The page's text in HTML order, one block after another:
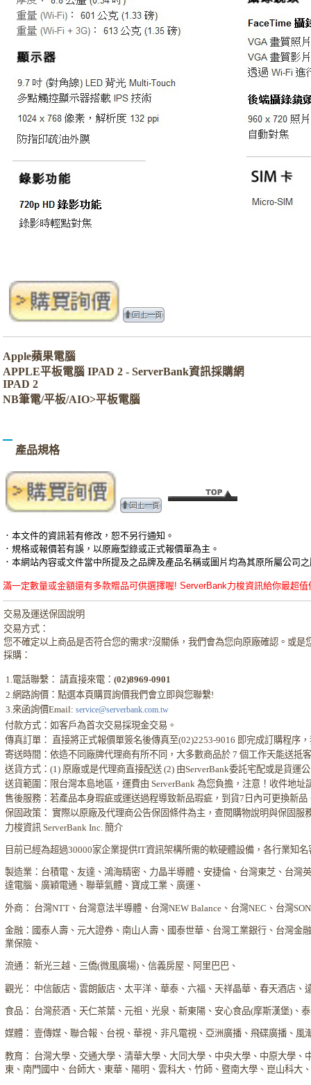
Apple蘋果電腦
APPLE平板電腦 IPAD 2 - ServerBank資訊採購網
IPAD 2
NB筆電/平板/AIO>平板電腦
產品規格
．本文件的資訊若有修改，恕不另行通知。
．規格或報價若有誤，以原廠型錄或正式報價單為主。
．本網站內容或文件當中所提及之品牌及產品名稱或圖片均為其原所屬公司
滿一定數量或金額還有多款贈品可供選擇喔! ServerBank力梭資訊給你最超
交易及運送保固說明
交易方式：
您不確定以上商品是否符合您的需求?沒關係，我們會為您向原廠確認。或
採購：
1.電話聯繫： 請直接來電：(02)8969-0901
2.網路詢價：點選本頁購買詢價我們會立即與您聯繫!
3.來函詢價Email: service@serverbank.com.tw
付款方式：如客戶為首次交易採現金交易。
傳真訂單： 直接將正式報價單簽名後傳真至(02)2253-9016 即完成訂購程序
寄送時間：依造不同廠牌代理商有所不同，大多數商品於 7 個工作天能送抵
送貨方式：(1) 原廠或是代理商直接配送 (2) 由ServerBank委託宅配或是貨運
送貨範圍：限台灣本島地區，運費由 ServerBank 為您負擔，注意！收件地址
售後服務：若產品本身瑕疵或運送過程導致新品瑕疵，到貨7日內可更換新品
保固政策： 實際以原廠及代理商公告保固條件為主，查閱購物說明與保固服
力梭資訊 ServerBank Inc. 簡介
目前已經為超過30000家企業提供IT資訊架構所需的軟硬體設備，各行業知名
製造業：台積電、友達、鴻海精密、力晶半導體、安捷倫、台灣東芝、台
達電腦、廣穎電通、聯華氣體、寶成工業、廣運、
外商： 台灣NTT、台灣意法半導體、台灣NEW Balance、台灣NEC、台灣
金融：國泰人壽、元大證券、南山人壽、國泰世華、台灣工業銀行、台灣
業保險、
流通： 新光三越、三僑(微風廣場)、信義房屋、阿里巴巴、
觀光： 中信飯店、雲朗飯店、太平洋、華泰、六福、天祥晶華、春天酒店、
食品： 台灣菸酒、天仁茶葉、元祖、光泉、新東陽、安心食品(摩斯漢堡)、
媒體： 壹傳媒、聯合報、台視、華視、非凡電視、亞洲廣播、飛碟廣播、風
教育： 台灣大學、交通大學、清華大學、大同大學、中央大學、中原大學
東、南門國中、台師大、東華、陽明、雲科大、竹師、暨南大學、崑山科大